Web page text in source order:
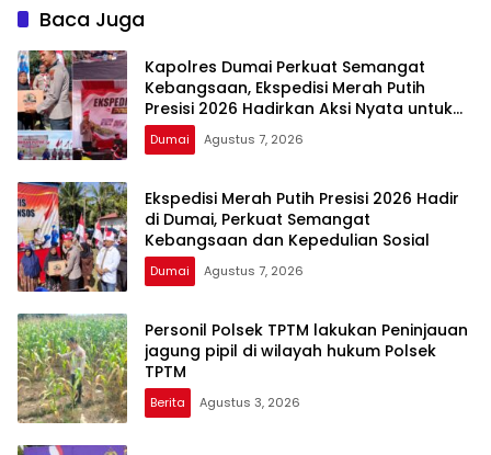
Baca Juga
Kapolres Dumai Perkuat Semangat
Kebangsaan, Ekspedisi Merah Putih
Presisi 2026 Hadirkan Aksi Nyata untuk
Rakyat
Dumai Agustus 7, 2026
Ekspedisi Merah Putih Presisi 2026 Hadir
di Dumai, Perkuat Semangat
Kebangsaan dan Kepedulian Sosial
Dumai Agustus 7, 2026
Personil Polsek TPTM lakukan Peninjauan
jagung pipil di wilayah hukum Polsek
TPTM
Berita Agustus 3, 2026